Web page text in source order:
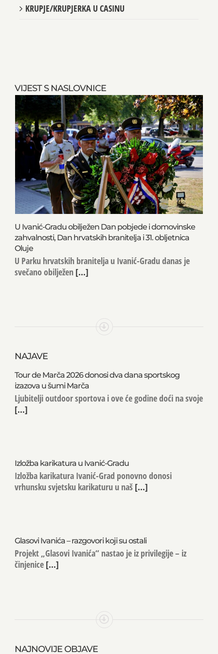
VIJEST S NASLOVNICE
U Ivanić-Gradu obilježen Dan pobjede i domovinske
zahvalnosti, Dan hrvatskih branitelja i 31. obljetnica
Oluje
U Parku hrvatskih branitelja u Ivanić-Gradu danas je
svečano obilježen
[...]
Tour de Marča 2026 donosi dva dana sportskog
izazova u šumi Marča
Ljubitelji outdoor sportova i ove će godine doći na svoje
[...]
Izložba karikatura u Ivanić-Gradu
Izložba karikatura Ivanić-Grad ponovno donosi
vrhunsku svjetsku karikaturu u naš
[...]
Glasovi Ivanića – razgovori koji su ostali
Projekt „Glasovi Ivanića“ nastao je iz privilegije – iz
činjenice
[...]
KRUPJE/KRUPJERKA U CASINU